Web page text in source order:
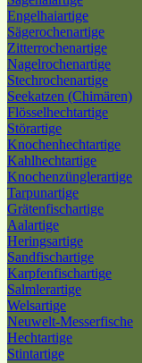
Engelhaiartige
Sägerochenartige
Zitterrochenartige
Nagelrochenartige
Stechrochenartige
Seekatzen (Chimären)
Flösselhechtartige
Störartige
Knochenhechtartige
Kahlhechtartige
Knochenzünglerartige
Tarpunartige
Grätenfischartige
Aalartige
Heringsartige
Sandfischartige
Karpfenfischartige
Salmlerartige
Welsartige
Neuwelt-Messerfische
Hechtartige
Stintartige